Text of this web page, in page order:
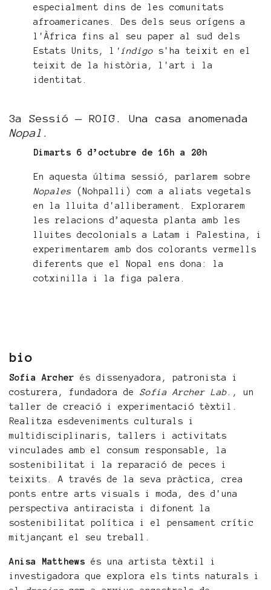
especialment dins de les comunitats
afroamericanes. Des dels seus orígens a
l'Àfrica fins al seu paper al sud dels
Estats Units, l
'índigo s'ha teixit en el
teixit de la història, l'art i la
identitat.
3a Sessió — ROIG. Una casa anomenada
Nopal .
Dimarts 6 d’octubre de 16h a 20h
En aquesta última sessió, parlarem sobre
Nopales (Nohpalli) com a aliats vegetals
en la lluita d'alliberament. Explorarem
les relacions d’aquesta planta amb les
lluites decolonials a Latam i Palestina, i
experimentarem amb dos colorants vermells
diferents que el Nopal ens dona: la
cotxinilla i la figa palera.
bio
Sofia Archer és dissenyadora, patronista i
costurera, fundadora de
Sofia Archer Lab ., un
taller de creació i experimentació tèxtil.
Realitza esdeveniments culturals i
multidisciplinaris, tallers i activitats
vinculades amb el consum responsable, la
sostenibilitat i la reparació de peces i
teixits. A través de la seva pràctica, crea
ponts entre arts visuals i moda, des d'una
perspectiva antiracista i difonent la
sostenibilitat política i el pensament crític
mitjançant el seu treball.
Anisa Matthews és una artista tèxtil i
investigadora que explora els tints naturals i